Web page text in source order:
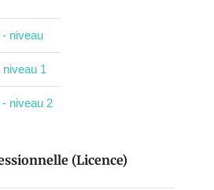
niveau
1
niveau 2
(Licence)